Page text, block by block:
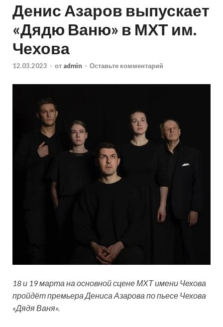
Денис Азаров выпускает
«Дядю Ваню» в МХТ им.
Чехова
12.03.2023 - от admin - Оставьте комментарий
18 и 19 марта на основной сцене МХТ имени Чехова
пройдёт премьера Дениса Азарова по пьесе Чехова
«Дядя Ваня».